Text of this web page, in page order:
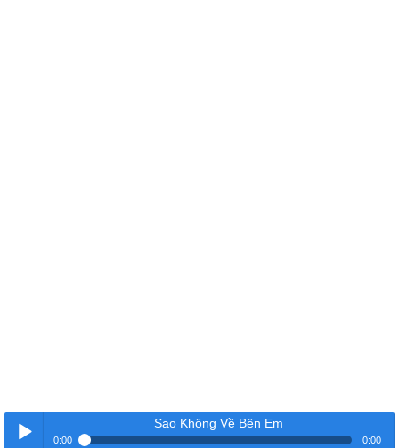
Sao Không Về Bên Em
0:00 0:00